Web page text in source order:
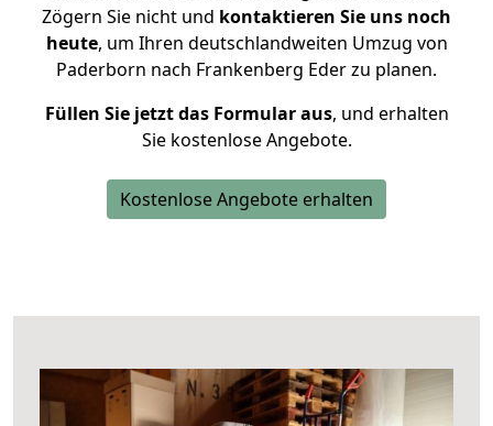
Zögern Sie nicht und kontaktieren Sie uns noch
heute, um Ihren deutschlandweiten Umzug von
Paderborn nach Frankenberg Eder zu planen.
Füllen Sie jetzt das Formular aus, und erhalten
Sie kostenlose Angebote.
Kostenlose Angebote erhalten